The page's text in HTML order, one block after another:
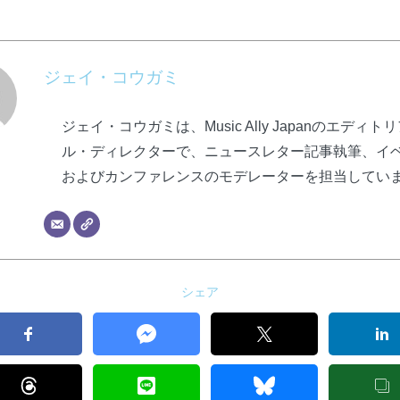
ジェイ・コウガミ
ジェイ・コウガミは、Music Ally Japanのエディトリ
ル・ディレクターで、ニュースレター記事執筆、イ
およびカンファレンスのモデレーターを担当してい
シェア